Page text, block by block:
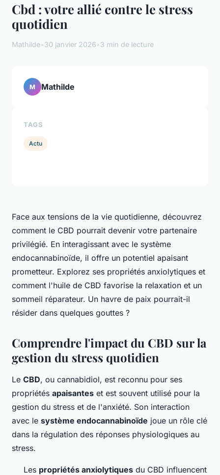
Cbd : votre allié contre le stress
quotidien
Mathilde•30 janvier 2026•3 min de lecture
Face aux tensions de la vie quotidienne, découvrez
comment le CBD pourrait devenir votre partenaire
privilégié. En interagissant avec le système
endocannabinoïde, il offre un potentiel apaisant
prometteur. Explorez ses propriétés anxiolytiques et
comment l'huile de CBD favorise la relaxation et un
sommeil réparateur. Un havre de paix pourrait-il
résider dans quelques gouttes ?
Comprendre l'impact du CBD sur la
gestion du stress quotidien
Le CBD, ou cannabidiol, est reconnu pour ses
propriétés apaisantes et est souvent utilisé pour la
gestion du stress et de l'anxiété. Son interaction
avec le système endocannabinoïde joue un rôle clé
dans la régulation des réponses physiologiques au
stress.
Les propriétés anxiolytiques du CBD influencent
M Mathilde
TAGS
Actu